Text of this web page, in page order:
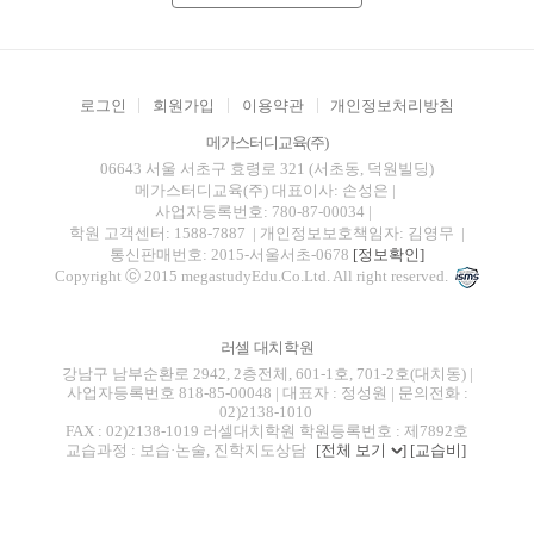
로그인 회원가입 이용약관 개인정보처리방침
메가스터디교육(주)
06643 서울 서초구 효령로 321 (서초동, 덕원빌딩)
메가스터디교육(주) 대표이사: 손성은 |
사업자등록번호: 780-87-00034 |
학원 고객센터: 1588-7887 | 개인정보보호책임자: 김영무 |
통신판매번호: 2015-서울서초-0678 [정보확인]
Copyright ⓒ 2015 megastudyEdu.Co.Ltd. All right reserved.
러셀 대치학원
강남구 남부순환로 2942, 2층전체, 601-1호, 701-2호(대치동) |
사업자등록번호 818-85-00048 | 대표자 : 정성원 | 문의전화 :
02)2138-1010
FAX : 02)2138-1019 러셀대치학원 학원등록번호 : 제7892호
교습과정 : 보습·논술, 진학지도상담
[전체 보기 ] [교습비]